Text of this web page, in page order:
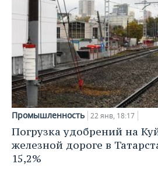
Промышленность 22 янв, 18:17
Погрузка удобрений на
железной дороге в
15,2%